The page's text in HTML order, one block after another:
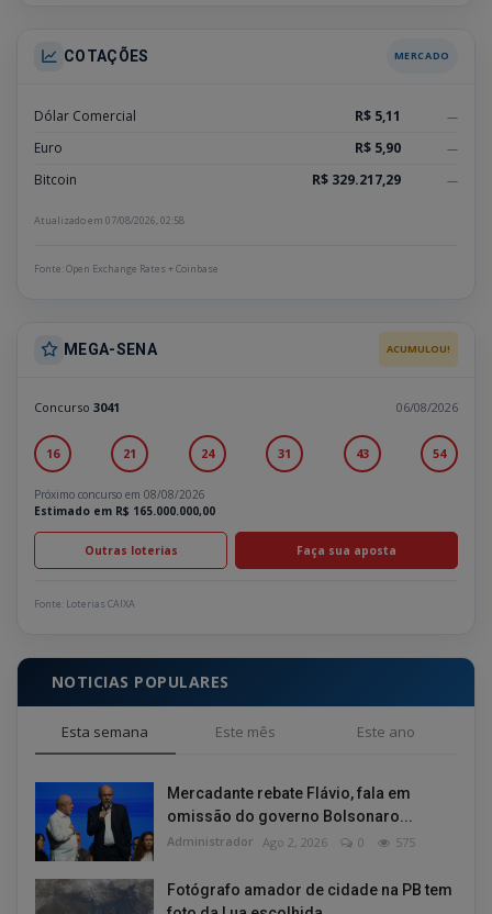
COTAÇÕES MERCADO
Dólar Comercial R$ 5,11 —
Euro R$ 5,90 —
Bitcoin R$ 329.217,29 —
Atualizado em 07/08/2026, 02:58
Fonte: Open Exchange Rates + Coinbase
MEGA-SENA ACUMULOU!
Concurso 3041 06/08/2026
16 21 24 31 43 54
Próximo concurso em 08/08/2026
Estimado em R$ 165.000.000,00
Outras loterias Faça sua aposta
Fonte: Loterias CAIXA
NOTICIAS POPULARES
Esta semana Este mês Este ano
Mercadante rebate Flávio, fala em
omissão do governo Bolsonaro...
Administrador Ago 2, 2026 0 575
Fotógrafo amador de cidade na PB tem